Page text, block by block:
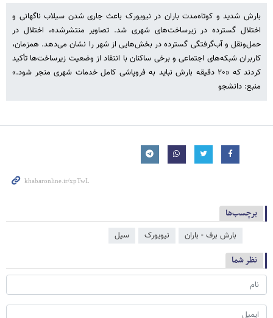
بارش شدید و کوتاه‌مدت باران در نیویورک باعث جاری شدن سیلاب ناگهانی و
اختلال گسترده در زیرساخت‌های شهری شد. تصاویر منتشرشده، اختلال در
حمل‌ونقل و آب‌گرفتگی گسترده در بخش‌هایی از شهر را نشان می‌دهد. همزمان،
کاربران شبکه‌های اجتماعی و برخی ساکنان با انتقاد از وضعیت زیرساخت‌ها تأکید
کردند که «۲۰ دقیقه بارش نباید به فروپاشی کامل خدمات شهری منجر شود.»
منبع: دانشجو
برچسب‌ها
بارش برف - باران نیویورک سیل
نظر شما